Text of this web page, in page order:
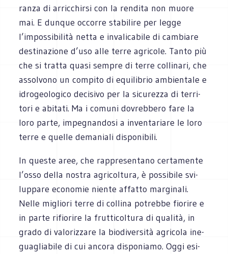
ranza di arric­chirsi con la ren­dita non muore
mai. E dun­que occorre sta­bi­lire per legge
l’impossibilità netta e inva­li­ca­bile di cam­biare
desti­na­zione d’uso alle terre agri­cole. Tanto più
che si tratta quasi sem­pre di terre col­li­nari, che
assol­vono un com­pito di equi­li­brio ambien­tale e
idro­geo­lo­gico deci­sivo per la sicu­rezza di ter­ri­
tori e abi­tati. Ma i comuni dovreb­bero fare la
loro parte, impe­gnan­dosi a inven­ta­riare le loro
terre e quelle dema­niali disponibili.
In que­ste aree, che rap­pre­sen­tano cer­ta­mente
l’osso della nostra agri­col­tura, è pos­si­bile svi­
lup­pare eco­no­mie niente affatto marginali.
Nelle migliori terre di col­lina potrebbe fio­rire e
in parte rifio­rire la frut­ti­col­tura di qua­lità, in
grado di valo­riz­zare la bio­di­ver­sità agri­cola ine­
gua­glia­bile di cui ancora dispo­niamo. Oggi esi­